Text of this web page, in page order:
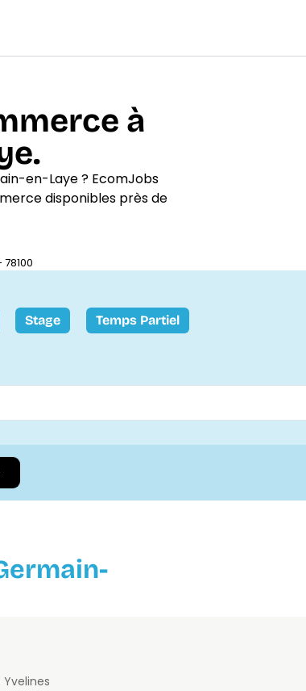
à
en-Laye ? EcomJobs
disponibles près de
Stage
Temps Partiel